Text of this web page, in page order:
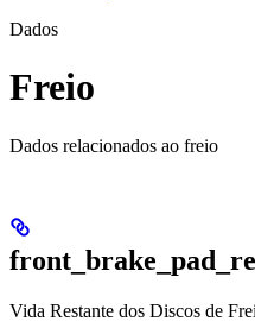
Dados
Freio
Dados relacionados ao freio
Vida Restante dos Discos de